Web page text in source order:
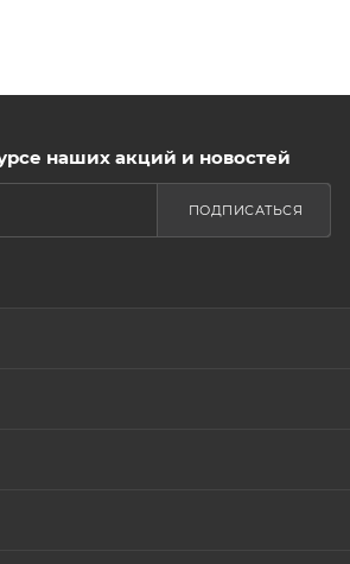
наших акций и новостей
ПОДПИСАТЬСЯ